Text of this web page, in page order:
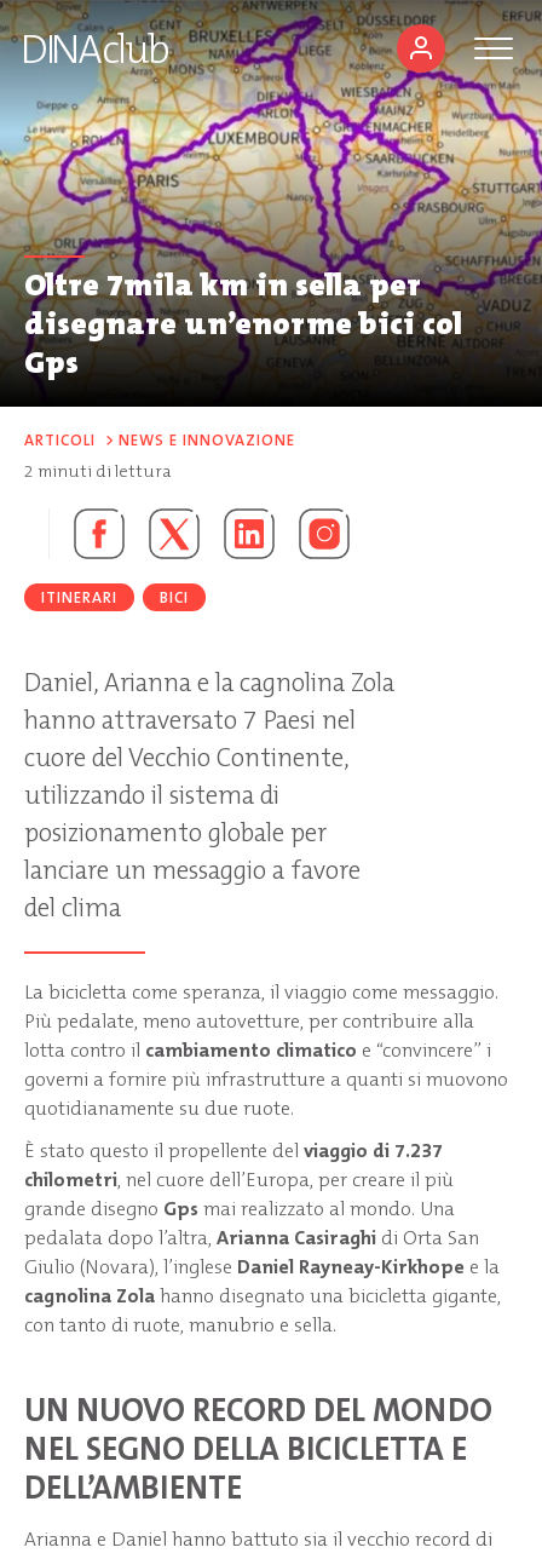
Oltre 7mila km in sella per
disegnare un’enorme bici col
Gps
ARTICOLI > NEWS E INNOVAZIONE
2 minuti di lettura
ITINERARI BICI
Daniel, Arianna e la cagnolina Zola
hanno attraversato 7 Paesi nel
cuore del Vecchio Continente,
utilizzando il sistema di
posizionamento globale per
lanciare un messaggio a favore
del clima
La bicicletta come speranza, il viaggio come messaggio.
Più pedalate, meno autovetture, per contribuire alla
lotta contro il cambiamento climatico e “convincere” i
governi a fornire più infrastrutture a quanti si muovono
quotidianamente su due ruote.
È stato questo il propellente del viaggio di 7.237
chilometri, nel cuore dell’Europa, per creare il più
grande disegno Gps mai realizzato al mondo. Una
pedalata dopo l’altra, Arianna Casiraghi di Orta San
Giulio (Novara), l’inglese Daniel Rayneay-Kirkhope e la
cagnolina Zolahanno disegnato una bicicletta gigante,
con tanto di ruote, manubrio e sella.
UN NUOVO RECORD DEL MONDO
NEL SEGNO DELLA BICICLETTA E
DELL’AMBIENTE
Arianna e Daniel hanno battuto sia il vecchio record di